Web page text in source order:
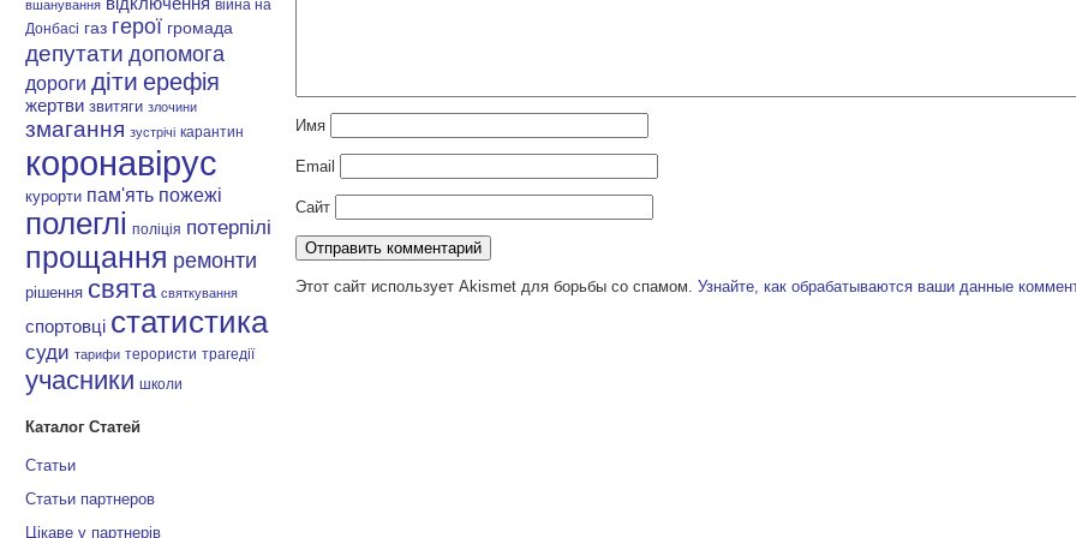
вшанування
війна на
Донбасі газ герої громада
депутати допомога
дороги діти ерефія
жертви звитяги злочини
змагання зустрічі карантин
коронавірус
курорти пам'ять пожежі
полеглі поліція потерпілі
прощання ремонти
рішення свята святкування
спортовці статистика
суди тарифи терористи трагедії
учасники школи
Каталог Статей
Статьи
Статьи партнеров
Цікаве у партнерів
Имя
Email
Сайт
Этот сайт использует Akismet для борьбы со спамом.Узнайте, как обрабатываются ваши данные